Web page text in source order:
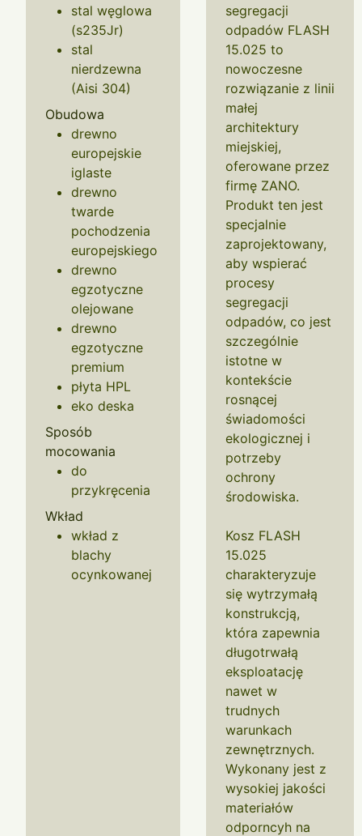
stal węglowa
(s235Jr)
stal
nierdzewna
(Aisi 304)
Obudowa
drewno
europejskie
iglaste
drewno
twarde
pochodzenia
europejskiego
drewno
egzotyczne
olejowane
drewno
egzotyczne
premium
płyta HPL
eko deska
Sposób
mocowania
do
przykręcenia
Wkład
wkład z
blachy
ocynkowanej
segregacji
odpadów FLASH
15.025 to
nowoczesne
rozwiązanie z linii
małej
architektury
miejskiej,
oferowane przez
firmę ZANO.
Produkt ten jest
specjalnie
zaprojektowany,
aby wspierać
procesy
segregacji
odpadów, co jest
szczególnie
istotne w
kontekście
rosnącej
świadomości
ekologicznej i
potrzeby
ochrony
środowiska.
Kosz FLASH
15.025
charakteryzuje
się wytrzymałą
konstrukcją,
która zapewnia
długotrwałą
eksploatację
nawet w
trudnych
warunkach
zewnętrznych.
Wykonany jest z
wysokiej jakości
materiałów
odporncyh na